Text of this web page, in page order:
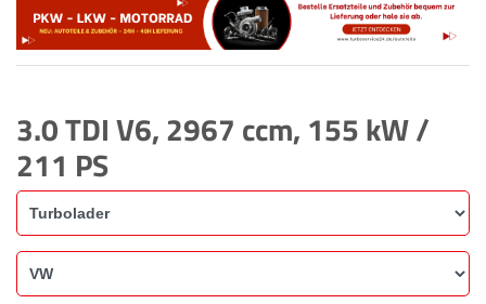
3.0 TDI V6, 2967 ccm, 155 kW /
211 PS